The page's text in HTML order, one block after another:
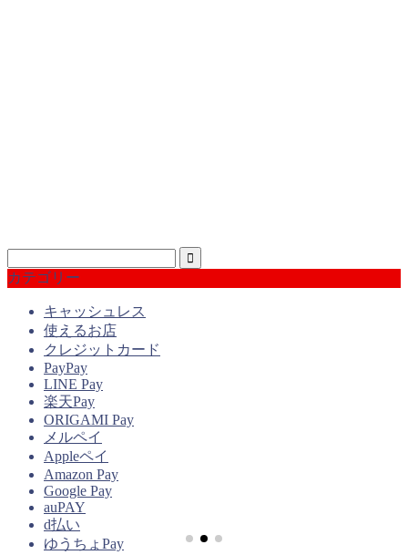
カテゴリー
キャッシュレス
使えるお店
クレジットカード
PayPay
LINE Pay
楽天Pay
ORIGAMI Pay
メルペイ
Appleペイ
Amazon Pay
Google Pay
auPAY
d払い
ゆうちょPay